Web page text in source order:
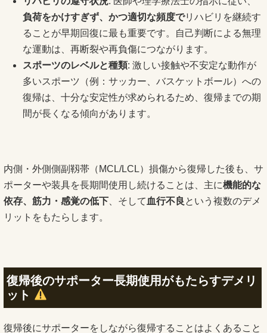
負荷をかけすぎず、かつ適切な頻度でリハビリを継続す
ることが早期回復に最も重要です。自己判断による無理
な運動は、再断裂や再負傷につながります。
スポーツのレベルと種類: 激しい接触や不安定な動作が
多いスポーツ（例：サッカー、バスケットボール）への
復帰は、十分な安定性が求められるため、復帰までの期
間が長くなる傾向があります。
内側・外側側副靱帯（MCL/LCL）損傷から復帰した後も、サ
ポーターや装具を長期間使用し続けることは、主に機能的な
依存、筋力・感覚の低下 、そして 血行不良 という複数のデメ
リットをもたらします。
復帰後のサポーター長期使用がもたらすデメリ
ット
復帰後にサポーターをしながら復帰することはよくあること